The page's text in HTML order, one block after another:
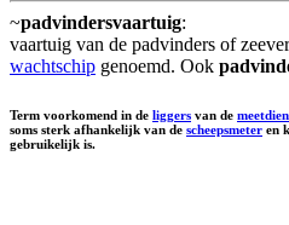
~padvindersvaartuig:
vaartuig van de padvinders of
wachtschip genoemd. Ook
Term voorkomend in de liggers van de
soms sterk afhankelijk van de scheepsmeter en
gebruikelijk is.